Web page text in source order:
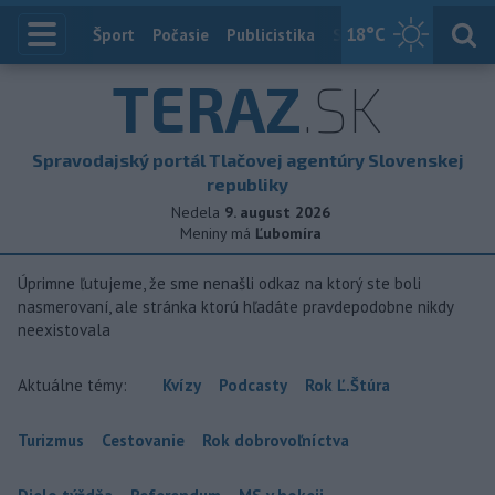
18°C
Index
Šport Počasie Publicistika Slovensko
TERAZ.SK
Spravodajský portál Tlačovej agentúry Slovenskej
republiky
Nedela 9. august 2026
Meniny má Ľubomíra
Úprimne ľutujeme, že sme nenašli odkaz na ktorý ste boli
nasmerovaní, ale stránka ktorú hľadáte pravdepodobne nikdy
neexistovala
Aktuálne témy: Kvízy Podcasty Rok Ľ.Štúra
Turizmus Cestovanie Rok dobrovoľníctva